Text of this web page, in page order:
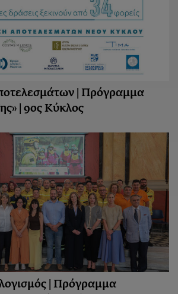
| Πρόγραμμα
| 9ος Κύκλος
| Πρόγραμμα